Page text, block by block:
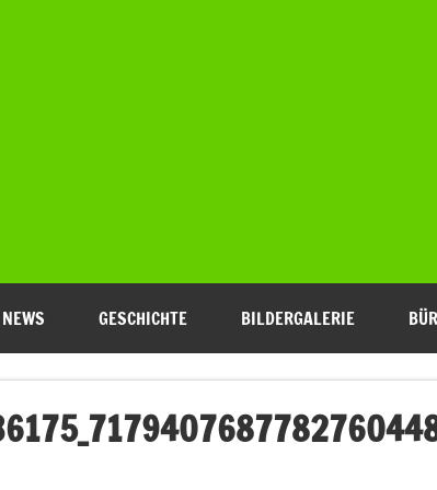
NEWS GESCHICHTE BILDERGALERIE